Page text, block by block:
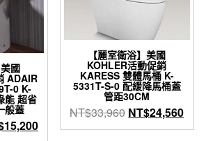
國
ADAIR
0 K-
能 超省
般蓋
15,200目
【麗室衛浴】美國
KOHLER活動促銷
KARESS 雙體馬桶 K-
5331T-S-0 配緩降馬桶蓋
管距30CM
NT$33,960 原
始
NT$24,560目
前